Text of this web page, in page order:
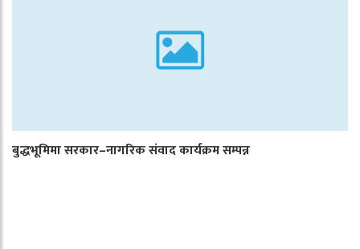
बुद्धभूमिमा सरकार–नागरिक संवाद कार्यक्रम सम्पन्न